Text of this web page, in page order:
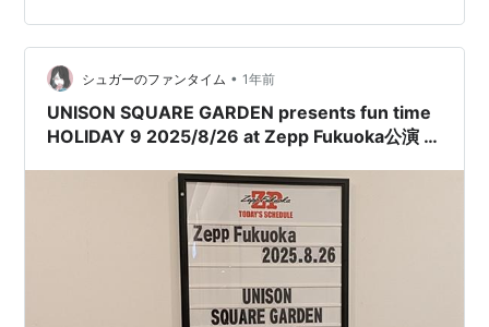
シュガーのファンタイム • 1年前
UNISON SQUARE GARDEN presents fun time
HOLIDAY 9 2025/8/26 at Zepp Fukuoka公演 対